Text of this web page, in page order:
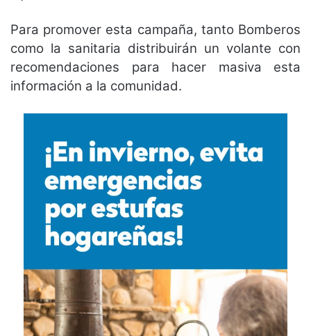
Para promover esta campaña, tanto Bomberos
como la sanitaria distribuirán un volante con
recomendaciones para hacer masiva esta
información a la comunidad.